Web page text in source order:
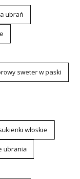
ubrań
sweter w paski
włoskie
ubrania